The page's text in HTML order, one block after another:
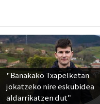
"Banakako Txapelketan
jokatzeko nire eskubidea
aldarrikatzen dut"